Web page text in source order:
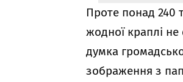
Проте понад 240
жодної краплі
думка
зображення з